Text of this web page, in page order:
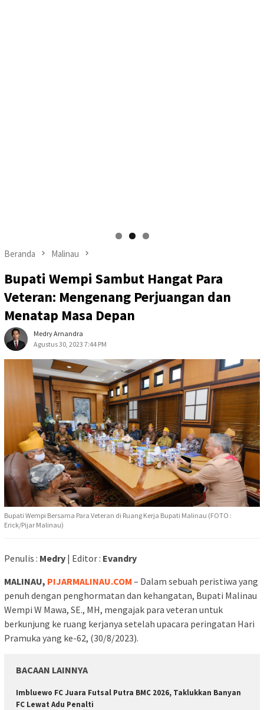
Beranda Malinau
Bupati Wempi Sambut Hangat Para
Veteran: Mengenang Perjuangan dan
Menatap Masa Depan
Medry Arnandra
Agustus 30, 2023 7:44 PM
Bupati Wempi Bersama Para Veteran di Ruang Kerja Bupati Malinau (FOTO :
Erick/Pijar Malinau)
Penulis : Medry | Editor : Evandry
MALINAU, PIJARMALINAU.COM – Dalam sebuah peristiwa yang
penuh dengan penghormatan dan kehangatan, Bupati Malinau
Wempi W Mawa, SE., MH, mengajak para veteran untuk
berkunjung ke ruang kerjanya setelah upacara peringatan Hari
Pramuka yang ke-62, (30/8/2023).
BACAAN LAINNYA
Imbluewo FC Juara Futsal Putra BMC 2026, Taklukkan Banyan
FC Lewat Adu Penalti